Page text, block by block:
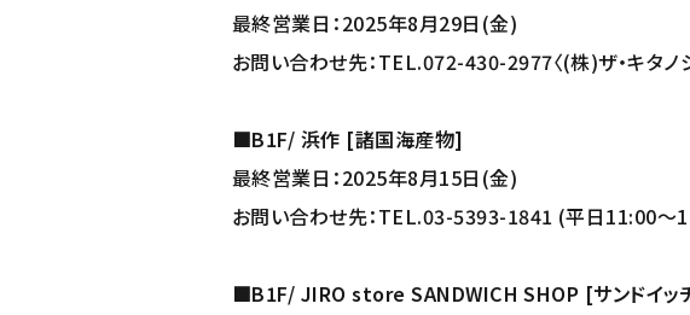
最終営業日：2025年8月29日(金)
お問い合わせ先：TEL.072-430-2977〈(株)ザ・キタノ
■B1F/ 浜作 [諸国海産物]
最終営業日：2025年8月15日(金)
お問い合わせ先：TEL.03-5393-1841 (平日11:00〜
■B1F/ JIRO store SANDWICH SHOP [サンドイッ